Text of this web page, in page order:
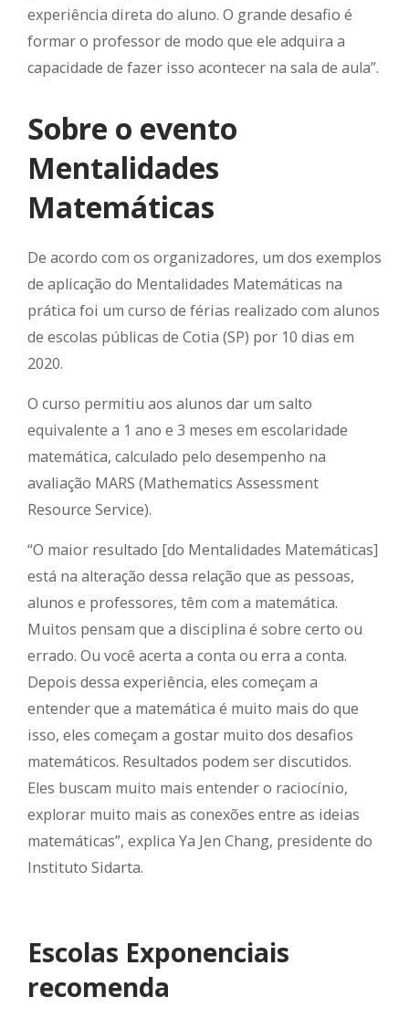
experiência direta do aluno. O grande desafio é
formar o professor de modo que ele adquira a
capacidade de fazer isso acontecer na sala de aula”.
Sobre o evento
Mentalidades
Matemáticas
De acordo com os organizadores, um dos exemplos
de aplicação do Mentalidades Matemáticas na
prática foi um curso de férias realizado com alunos
de escolas públicas de Cotia (SP) por 10 dias em
2020.
O curso permitiu aos alunos dar um salto
equivalente a 1 ano e 3 meses em escolaridade
matemática, calculado pelo desempenho na
avaliação MARS (Mathematics Assessment
Resource Service).
“O maior resultado [do Mentalidades Matemáticas]
está na alteração dessa relação que as pessoas,
alunos e professores, têm com a matemática.
Muitos pensam que a disciplina é sobre certo ou
errado. Ou você acerta a conta ou erra a conta.
Depois dessa experiência, eles começam a
entender que a matemática é muito mais do que
isso, eles começam a gostar muito dos desafios
matemáticos. Resultados podem ser discutidos.
Eles buscam muito mais entender o raciocínio,
explorar muito mais as conexões entre as ideias
matemáticas”, explica Ya Jen Chang, presidente do
Instituto Sidarta.
Escolas Exponenciais
recomenda